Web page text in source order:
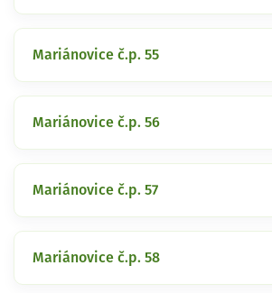
Mariánovice č.p. 55
Mariánovice č.p. 56
Mariánovice č.p. 57
Mariánovice č.p. 58